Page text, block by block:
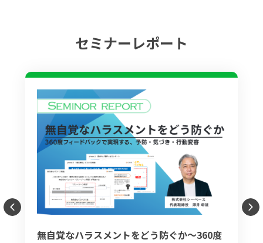
セミナーレポート
無自覚なハラスメントをどう防ぐか～360度